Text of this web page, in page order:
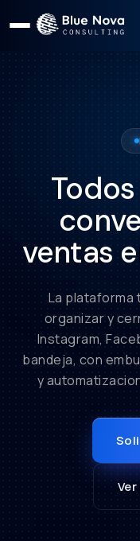
ventas
La plataforma
organizar y
Instagram,
bandeja, con
y